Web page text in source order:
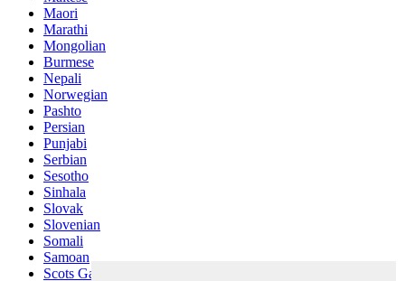
Maori
Marathi
Mongolian
Burmese
Nepali
Norwegian
Pashto
Persian
Punjabi
Serbian
Sesotho
Sinhala
Slovak
Slovenian
Somali
Samoan
Scots Gaelic